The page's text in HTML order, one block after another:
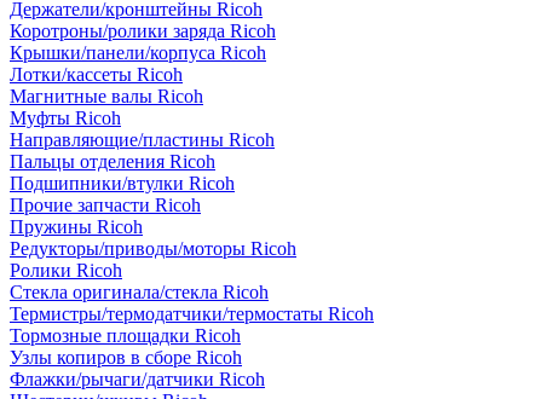
Держатели/кронштейны Ricoh
Коротроны/ролики заряда Ricoh
Крышки/панели/корпуса Ricoh
Лотки/кассеты Ricoh
Магнитные валы Ricoh
Муфты Ricoh
Направляющие/пластины Ricoh
Пальцы отделения Ricoh
Подшипники/втулки Ricoh
Прочие запчасти Ricoh
Пружины Ricoh
Редукторы/приводы/моторы Ricoh
Ролики Ricoh
Стекла оригинала/стекла Ricoh
Термистры/термодатчики/термостаты Ricoh
Тормозные площадки Ricoh
Узлы копиров в сборе Ricoh
Флажки/рычаги/датчики Ricoh